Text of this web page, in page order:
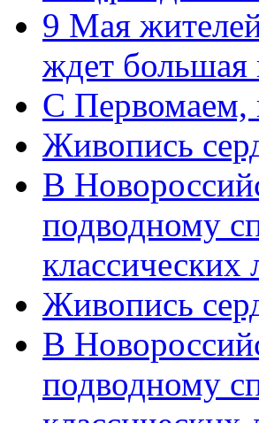
9 Мая
ждет большая
C
Живопись
В
подводному
классических
Живопись
В
подводному